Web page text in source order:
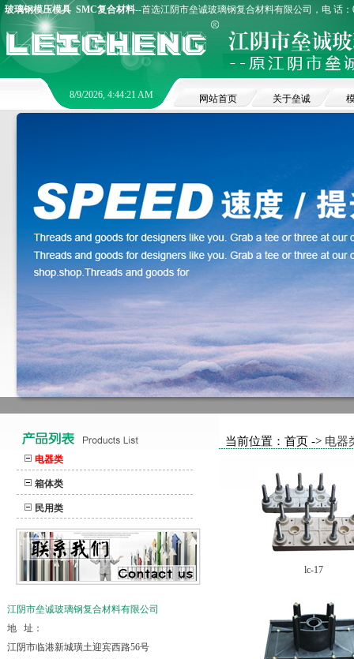
玻璃钢模压模具 SMC复合材料--首选江阴市垒诚玻璃钢复合材料有限公司，电 话
8/9/2026, 4:44:22 AM 网站首页 关于垒诚
电器类
箱体类
民用类
江阴市垒诚玻璃钢复合材料有限公司
地 址：
江阴市临港新城璜土迎宾西路56号
当前位置：首页 -> 电器
lc-17